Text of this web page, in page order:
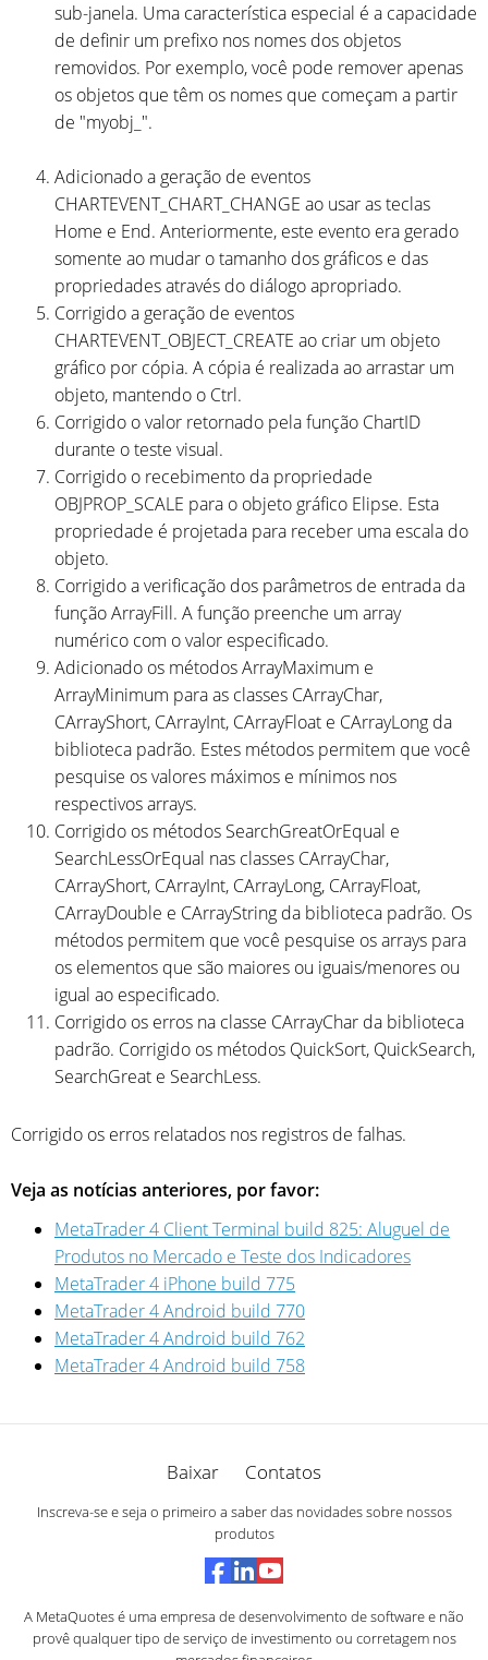
sub-janela. Uma característica especial é a capacidade
de definir um prefixo nos nomes dos objetos
removidos. Por exemplo, você pode remover apenas
os objetos que têm os nomes que começam a partir
de "myobj_".
Adicionado a geração de eventos
CHARTEVENT_CHART_CHANGE ao usar as teclas
Home e End. Anteriormente, este evento era gerado
somente ao mudar o tamanho dos gráficos e das
propriedades através do diálogo apropriado.
Corrigido a geração de eventos
CHARTEVENT_OBJECT_CREATE ao criar um objeto
gráfico por cópia. A cópia é realizada ao arrastar um
objeto, mantendo o Ctrl.
Corrigido o valor retornado pela função ChartID
durante o teste visual.
Corrigido o recebimento da propriedade
OBJPROP_SCALE para o objeto gráfico Elipse. Esta
propriedade é projetada para receber uma escala do
objeto.
Corrigido a verificação dos parâmetros de entrada da
função ArrayFill. A função preenche um array
numérico com o valor especificado.
Adicionado os métodos ArrayMaximum e
ArrayMinimum para as classes CArrayChar,
CArrayShort, CArrayInt, CArrayFloat e CArrayLong da
biblioteca padrão. Estes métodos permitem que você
pesquise os valores máximos e mínimos nos
respectivos arrays.
Corrigido os métodos SearchGreatOrEqual e
SearchLessOrEqual nas classes CArrayChar,
CArrayShort, CArrayInt, CArrayLong, CArrayFloat,
CArrayDouble e CArrayString da biblioteca padrão. Os
métodos permitem que você pesquise os arrays para
os elementos que são maiores ou iguais/menores ou
igual ao especificado.
Corrigido os erros na classe CArrayChar da biblioteca
padrão. Corrigido os métodos QuickSort, QuickSearch,
SearchGreat e SearchLess.
Corrigido os erros relatados nos registros de falhas.
Veja as notícias anteriores, por favor:
MetaTrader 4 Client Terminal build 825: Aluguel de
Produtos no Mercado e Teste dos Indicadores
MetaTrader 4 iPhone build 775
MetaTrader 4 Android build 770
MetaTrader 4 Android build 762
MetaTrader 4 Android build 758
Baixar Contatos
Inscreva-se e seja o primeiro a saber das novidades sobre nossos
produtos
A MetaQuotes é uma empresa de desenvolvimento de software e não
provê qualquer tipo de serviço de investimento ou corretagem nos